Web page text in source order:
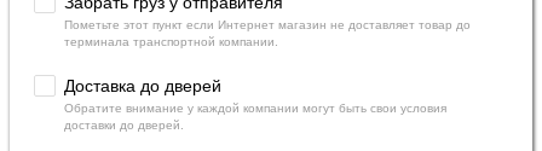
Пометьте этот пункт если Интернет магазин не доставляет товар до
терминала транспортной компании.
Доставка до дверей
Обратите внимание у каждой компании могут быть свои условия
доставки до дверей.